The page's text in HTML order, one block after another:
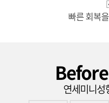
빠른 회복을
연세미니성